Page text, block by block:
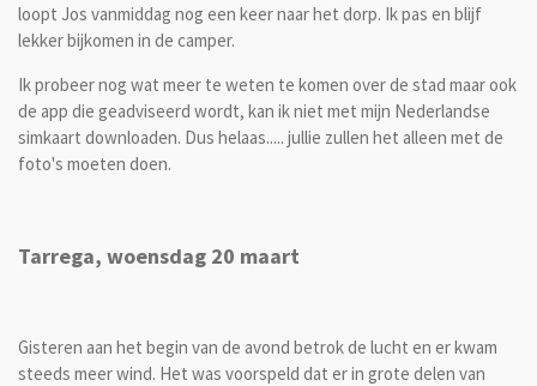
loopt Jos vanmiddag nog een keer naar het dorp. Ik pas en blijf
lekker bijkomen in de camper.
Ik probeer nog wat meer te weten te komen over de stad maar ook
de app die geadviseerd wordt, kan ik niet met mijn Nederlandse
simkaart downloaden. Dus helaas..... jullie zullen het alleen met de
foto's moeten doen.
Tarrega, woensdag 20 maart
Gisteren aan het begin van de avond betrok de lucht en er kwam
steeds meer wind. Het was voorspeld dat er in grote delen van